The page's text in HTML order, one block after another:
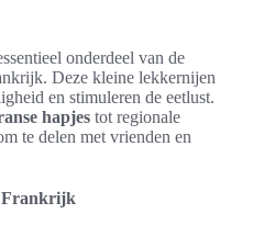
onderdeel van de
Deze kleine lekkernijen
en stimuleren de eetlust.
hapjes tot regionale
te delen met vrienden en
Frankrijk